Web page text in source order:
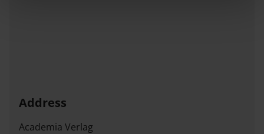
Address
Academia Verlag